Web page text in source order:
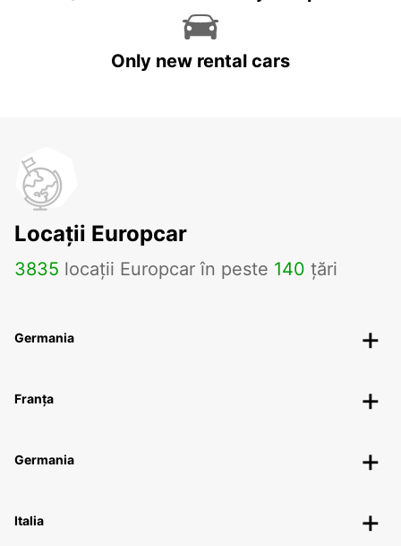
Only new rental cars
Locații Europcar
3835 locații Europcar în peste 140 țări
Germania
Franța
Germania
Italia